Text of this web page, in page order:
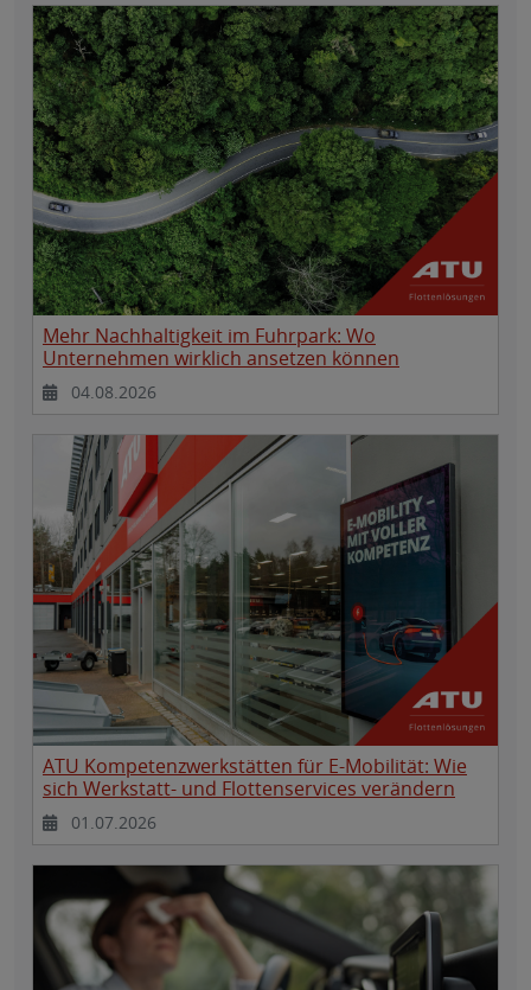
Mehr Nachhaltigkeit im Fuhrpark: Wo
Unternehmen wirklich ansetzen können
04.08.2026
ATU Kompetenzwerkstätten für E-Mobilität: Wie
sich Werkstatt- und Flottenservices verändern
01.07.2026